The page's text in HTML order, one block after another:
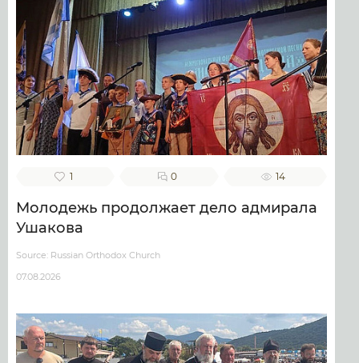
1 0 14
Молодежь продолжает дело адмирала
Ушакова
Source: Russian Orthodox Church
07.08.2026